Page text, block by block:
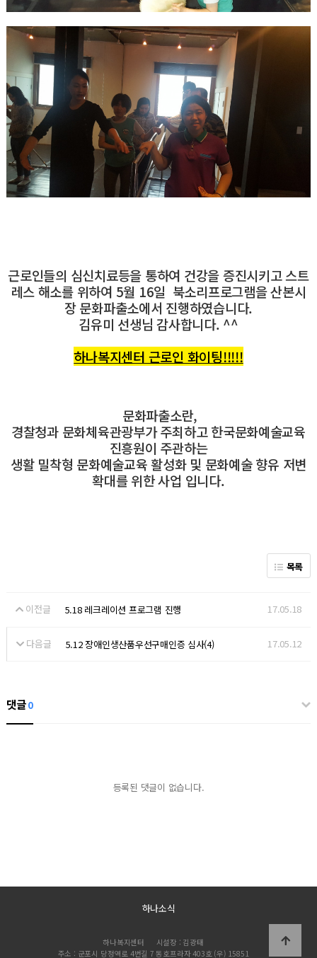
근로인들의 심신치료등을 통하여 건강을 증진시키고 스트
레스 해소를 위하여 5월 16일 북소리프로그램을 산본시
장 문화파출소에서 진행하였습니다.
김유미 선생님 감사합니다. ^^
하나복지센터 근로인 화이팅!!!!!
문화파출소란,
경찰청과 문화체육관광부가 주최하고 한국문화예술교육
진흥원이 주관하는
생활 밀착형 문화예술교육 활성화 및 문화예술 향유 저변
확대를 위한 사업 입니다.
목록
이전글 5.18 레크레이션 프로그램 진행 17.05.18
다음글 5.12 장애인생산품우선구매인증 심사(4) 17.05.12
댓글0
등록된 댓글이 없습니다.
하나소식
하나복지센터
시설장 : 김광태
주소 : 군포시 당정역로 4번길 7 동호프라자 403호 (우) 15851